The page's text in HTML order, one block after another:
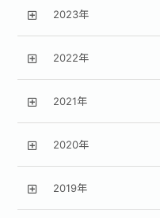
2023年
2022年
2021年
2020年
2019年